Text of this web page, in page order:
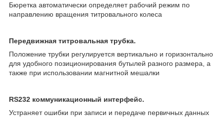
Бюретка автоматически определяет рабочий режим по
направлению вращения титровального колеса
Передвижная титровальная трубка.
Положение трубки регулируется вертикально и горизонтально
для удобного позиционирования бутылей разного размера, а
также при использовании магнитной мешалки
RS232 коммуникационный интерфейс.
Устраняет ошибки при записи и передаче первичных данных